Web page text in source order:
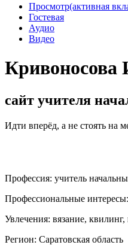
Просмотр(активная
Гостевая
Аудио
Видео
Кривоносова
сайт учителя
Идти вперёд, а не стоять на
Профессия: учитель
Профессиональные интересы:
Увлечения: вязание,
Регион: Саратовская область